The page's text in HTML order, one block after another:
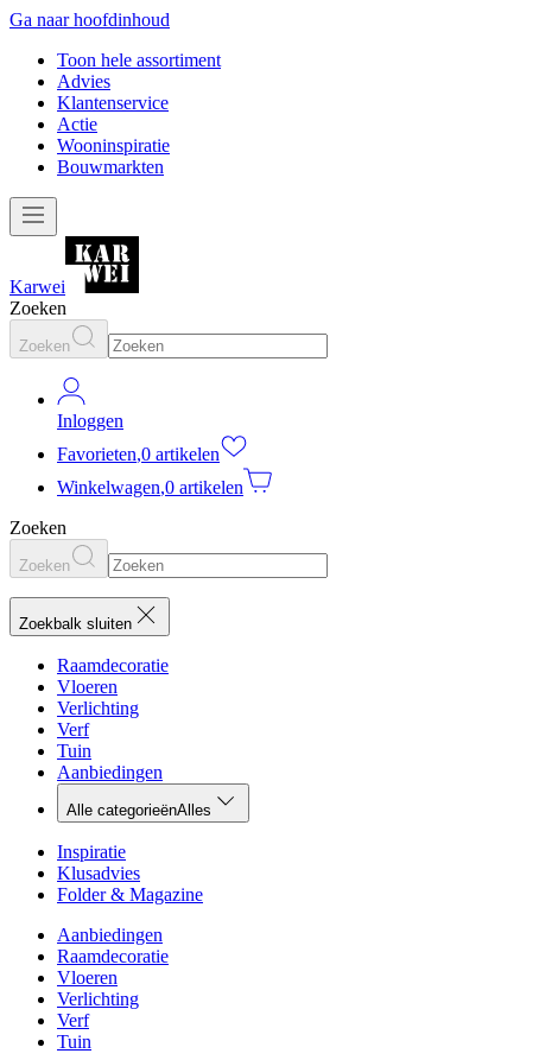
Ga naar hoofdinhoud
Toon hele assortiment
Advies
Klantenservice
Actie
Wooninspiratie
Bouwmarkten
Karwei
Zoeken
Zoeken
Inloggen
Favorieten,0 artikelen
Winkelwagen,0 artikelen
Zoeken
Zoeken
Zoekbalk sluiten
Raamdecoratie
Vloeren
Verlichting
Verf
Tuin
Aanbiedingen
Alle categorieënAlles
Inspiratie
Klusadvies
Folder & Magazine
Aanbiedingen
Raamdecoratie
Vloeren
Verlichting
Verf
Tuin